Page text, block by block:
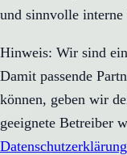
und sinnvolle
Hinweis: Wir sind
Damit passende
können, geben wir
geeignete Betreiber
Datenschutzerklärung